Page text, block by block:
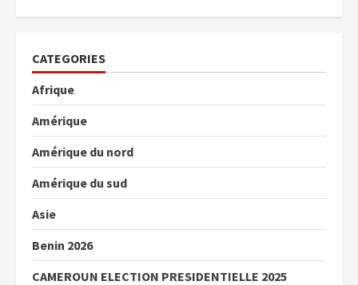
CATEGORIES
Afrique
Amérique
Amérique du nord
Amérique du sud
Asie
Benin 2026
CAMEROUN ELECTION PRESIDENTIELLE 2025